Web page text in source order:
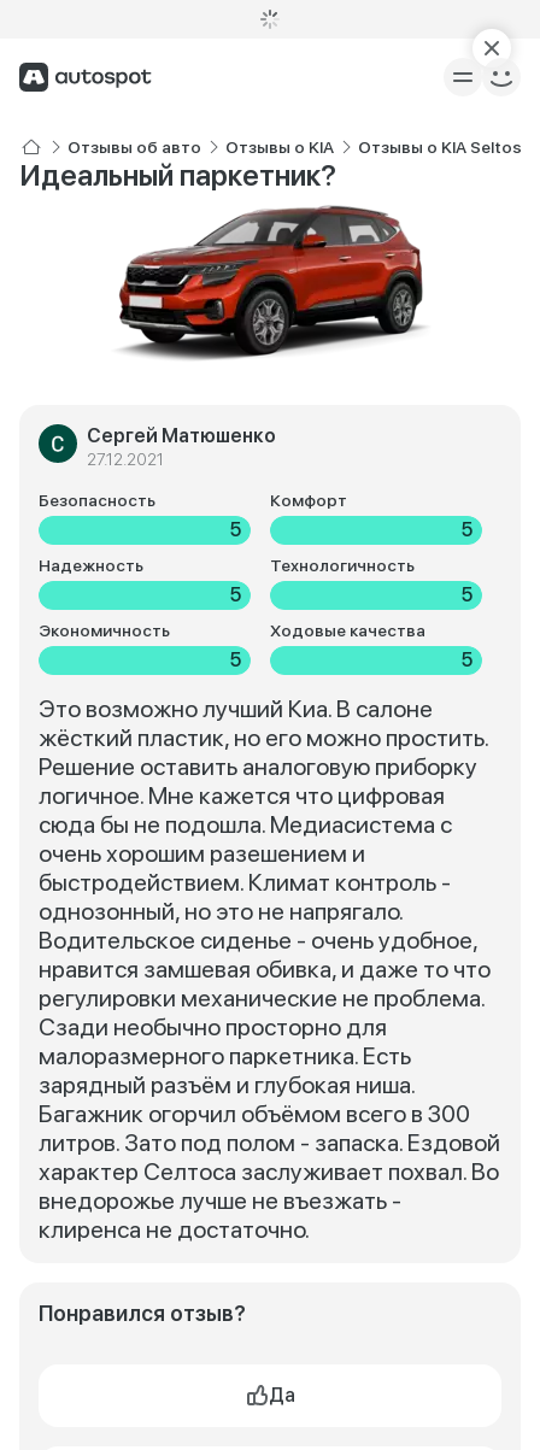
Отзывы об авто Отзывы о KIA Отзывы о KIA Seltos
Идеальный паркетник?
Сергей Матюшенко
27.12.2021
Безопасность
5
Комфорт
5
Надежность
5
Технологичность
5
Экономичность
5
Ходовые качества
5
Это возможно лучший Киа. В салоне
жёсткий пластик, но его можно простить.
Решение оставить аналоговую приборку
логичное. Мне кажется что цифровая
сюда бы не подошла. Медиасистема с
очень хорошим разешением и
быстродействием. Климат контроль -
однозонный, но это не напрягало.
Водительское сиденье - очень удобное,
нравится замшевая обивка, и даже то что
регулировки механические не проблема.
Сзади необычно просторно для
малоразмерного паркетника. Есть
зарядный разъём и глубокая ниша.
Багажник огорчил объёмом всего в 300
литров. Зато под полом - запаска. Ездовой
характер Селтоса заслуживает похвал. Во
внедорожье лучше не въезжать -
клиренса не достаточно.
Понравился отзыв?
Да